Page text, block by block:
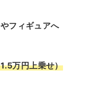
フィギュアへ
万円上乗せ）